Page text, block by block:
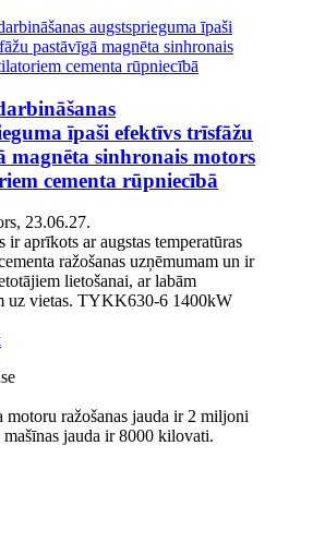
īpaši efektīvs trīsfāžu
magnēta sinhronais motors
cementa rūpniecībā
23.06.27.
ir aprīkots ar augstas temperatūras
ražošanas uzņēmumam un ir
lietošanai, ar labām
uz vietas. TYKK630-6 1400kW
motoru ražošanas jauda ir 2 miljoni
jauda ir 8000 kilovati.